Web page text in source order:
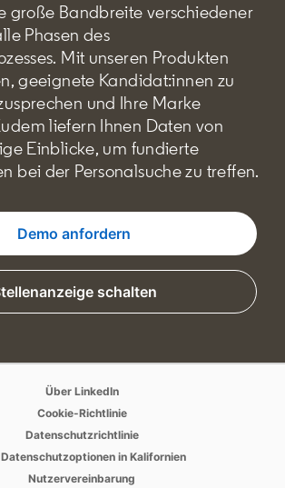
große Bandbreite verschiedener
Phasen des
Mit unseren Produkten
geeignete Kandidat:innen zu
und Ihre Marke
liefern Ihnen Daten von
Einblicke, um fundierte
bei der Personalsuche zu treffen.
Demo anfordern
schalten
opens in a new tab
Über LinkedInopens in a new tab
Cookie-Richtlinie
Datenschutzrichtlinie
in Kalifornienopens in a new tab
Nutzervereinbarung